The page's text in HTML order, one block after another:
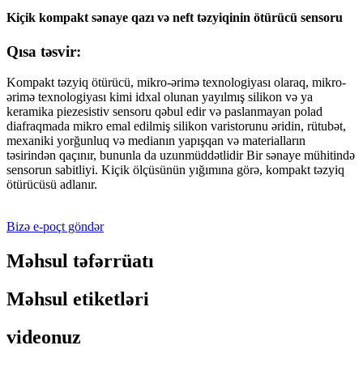
Kiçik kompakt sənaye qazı və neft təzyiqinin ötürücü sensoru
Qısa təsvir:
Kompakt təzyiq ötürücü, mikro-ərimə texnologiyası olaraq, mikro-
ərimə texnologiyası kimi idxal olunan yayılmış silikon və ya
keramika piezesistiv sensoru qəbul edir və paslanmayan polad
diafraqmada mikro emal edilmiş silikon varistorunu əridin, rütubət,
mexaniki yorğunluq və medianın yapışqan və materialların
təsirindən qaçınır, bununla da uzunmüddətlidir Bir sənaye mühitində
sensorun sabitliyi. Kiçik ölçüsünün yığımına görə, kompakt təzyiq
ötürücüsü adlanır.
Bizə e-poçt göndər
Məhsul təfərrüatı
Məhsul etiketləri
videonuz